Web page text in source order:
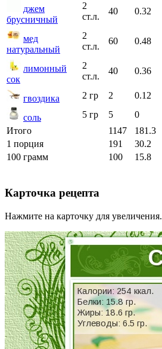
джем
брусничный
2
ст.л.
40 0.32
мед
натуральный
2
ст.л.
60 0.48
лимонный
сок
2
ст.л.
40 0.36
гвоздика 2 гр 2 0.12
соль 5 гр 5 0
Итого
1147 181.3
1 порция
191 30.2
100 грамм
100 15.8
Карточка рецепта
Нажмите на карточку для увеличения.